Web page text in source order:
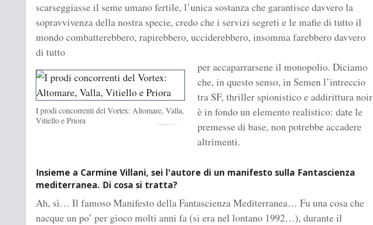
scarseggiasse il seme umano fertile, l’unica sostanza che garantisce davvero la
sopravvivenza della nostra specie, credo che i servizi segreti e le mafie di tutto il
mondo combatterebbero, rapirebbero, ucciderebbero, insomma farebbero davvero
di tutto
I prodi concorrenti del Vortex: Altomare, Valla,
Vitiello e Priora
per accaparrarsene il monopolio. Diciamo
che, in questo senso, in Semen l’intreccio
tra SF, thriller spionistico e addirittura noir
è in fondo un elemento realistico: date le
premesse di base, non potrebbe accadere
altrimenti.
Insieme a Carmine Villani, sei l'autore di un manifesto sulla Fantascienza
mediterranea. Di cosa si tratta?
Ah, sì… Il famoso Manifesto della Fantascienza Mediterranea… Fu una cosa che
nacque un po’ per gioco molti anni fa (si era nel lontano 1992…), durante il